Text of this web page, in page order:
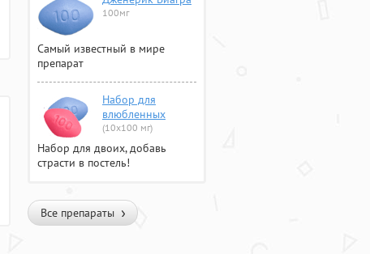
100мг
Самый известный в мире
препарат
Набор для
влюбленных
(10х100 мг)
Набор для двоих, добавь
страсти в постель!
Все препараты